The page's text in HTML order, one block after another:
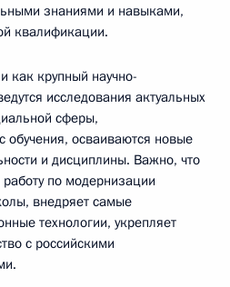
знаниями и навыками,
квалификации.
как крупный научно-
исследования актуальных
сферы,
обучения, осваиваются новые
и дисциплины. Важно, что
по модернизации
внедряет самые
технологии, укрепляет
с российскими